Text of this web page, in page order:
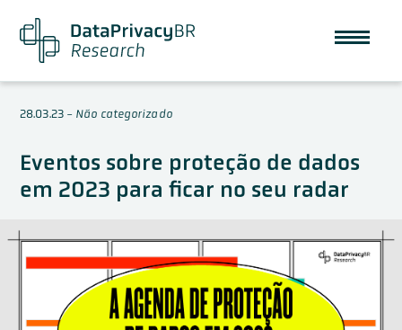
28.03.23- Não categorizado
Eventos sobre proteção de dados
em 2023 para ficar no seu radar